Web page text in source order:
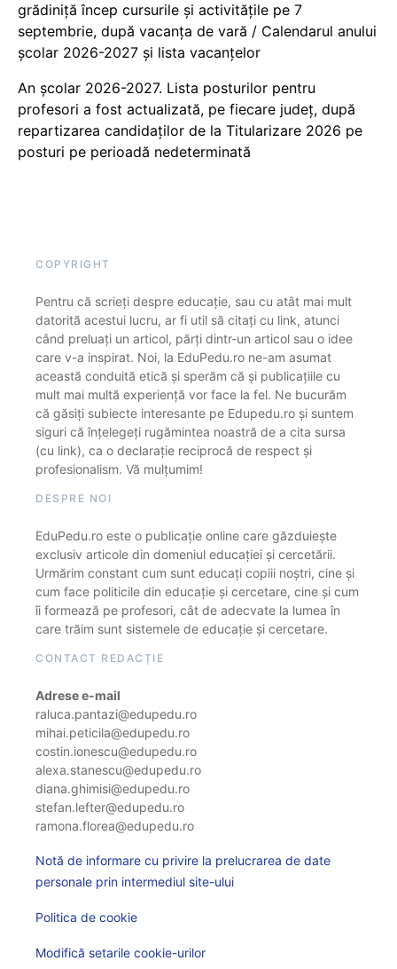
grădiniță încep cursurile și activitățile pe 7
septembrie, după vacanța de vară / Calendarul anului
școlar 2026-2027 și lista vacanțelor
An școlar 2026-2027. Lista posturilor pentru
profesori a fost actualizată, pe fiecare județ, după
repartizarea candidaților de la Titularizare 2026 pe
posturi pe perioadă nedeterminată
COPYRIGHT
Pentru că scrieți despre educație, sau cu atât mai mult
datorită acestui lucru, ar fi util să citați cu link, atunci
când preluați un articol, părți dintr-un articol sau o idee
care v-a inspirat. Noi, la EduPedu.ro ne-am asumat
această conduită etică și sperăm că și publicațiile cu
mult mai multă experiență vor face la fel. Ne bucurăm
că găsiți subiecte interesante pe Edupedu.ro și suntem
siguri că înțelegeți rugămintea noastră de a cita sursa
(cu link), ca o declarație reciprocă de respect și
profesionalism. Vă mulțumim!
DESPRE NOI
EduPedu.ro este o publicație online care găzduiește
exclusiv articole din domeniul educației și cercetării.
Urmărim constant cum sunt educați copiii noștri, cine și
cum face politicile din educație și cercetare, cine și cum
îi formează pe profesori, cât de adecvate la lumea în
care trăim sunt sistemele de educație și cercetare.
CONTACT REDACȚIE
Adrese e-mail
raluca.pantazi@edupedu.ro
mihai.peticila@edupedu.ro
costin.ionescu@edupedu.ro
alexa.stanescu@edupedu.ro
diana.ghimisi@edupedu.ro
stefan.lefter@edupedu.ro
ramona.florea@edupedu.ro
Notă de informare cu privire la prelucrarea de date
personale prin intermediul site-ului
Politica de cookie
Modifică setarile cookie-urilor